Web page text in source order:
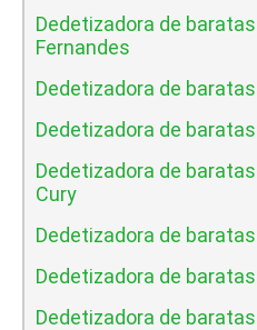
Dedetizadora de
Fernandes
Dedetizadora de
Dedetizadora de
Dedetizadora de
Cury
Dedetizadora de
Dedetizadora de
Dedetizadora de